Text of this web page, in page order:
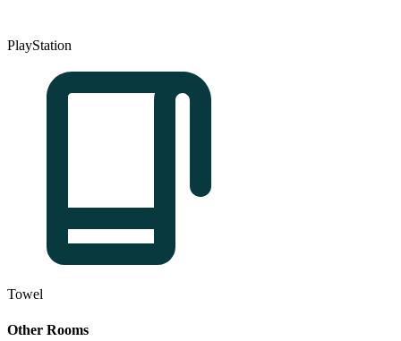
PlayStation
Towel
Other Rooms